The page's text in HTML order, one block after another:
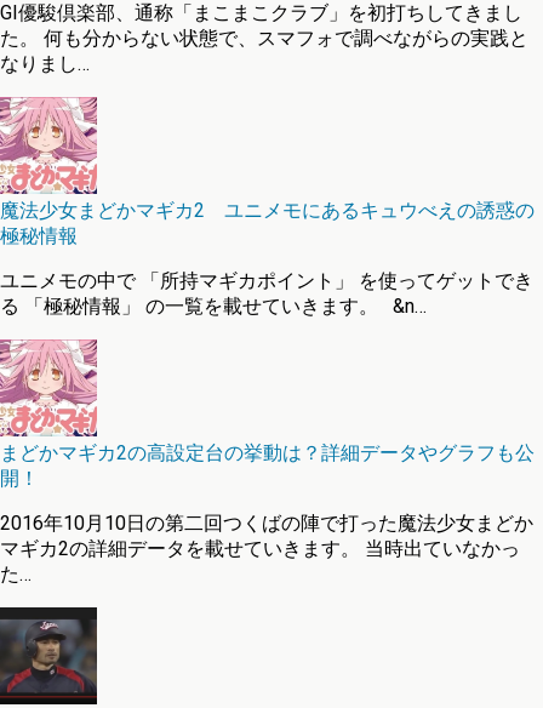
GI優駿倶楽部、通称「まこまこクラブ」を初打ちしてきまし
た。 何も分からない状態で、スマフォで調べながらの実践と
なりまし…
魔法少女まどかマギカ2 ユニメモにあるキュウべえの誘惑の
極秘情報
ユニメモの中で 「所持マギカポイント」 を使ってゲットでき
る 「極秘情報」 の一覧を載せていきます。 &n…
まどかマギカ2の高設定台の挙動は？詳細データやグラフも公
開！
2016年10月10日の第二回つくばの陣で打った魔法少女まどか
マギカ2の詳細データを載せていきます。 当時出ていなかっ
た…